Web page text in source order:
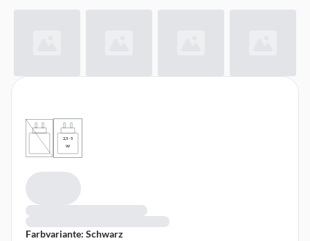
2,5 - 5
W
Farbvariante: Schwarz